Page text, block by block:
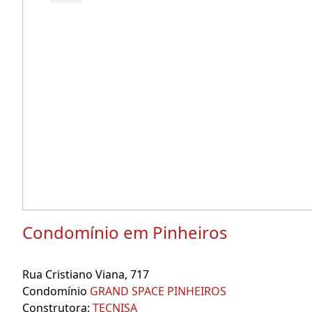
Condomínio em Pinheiros
Rua Cristiano Viana, 717
Condomínio GRAND SPACE PINHEIROS
Construtora: TECNISA